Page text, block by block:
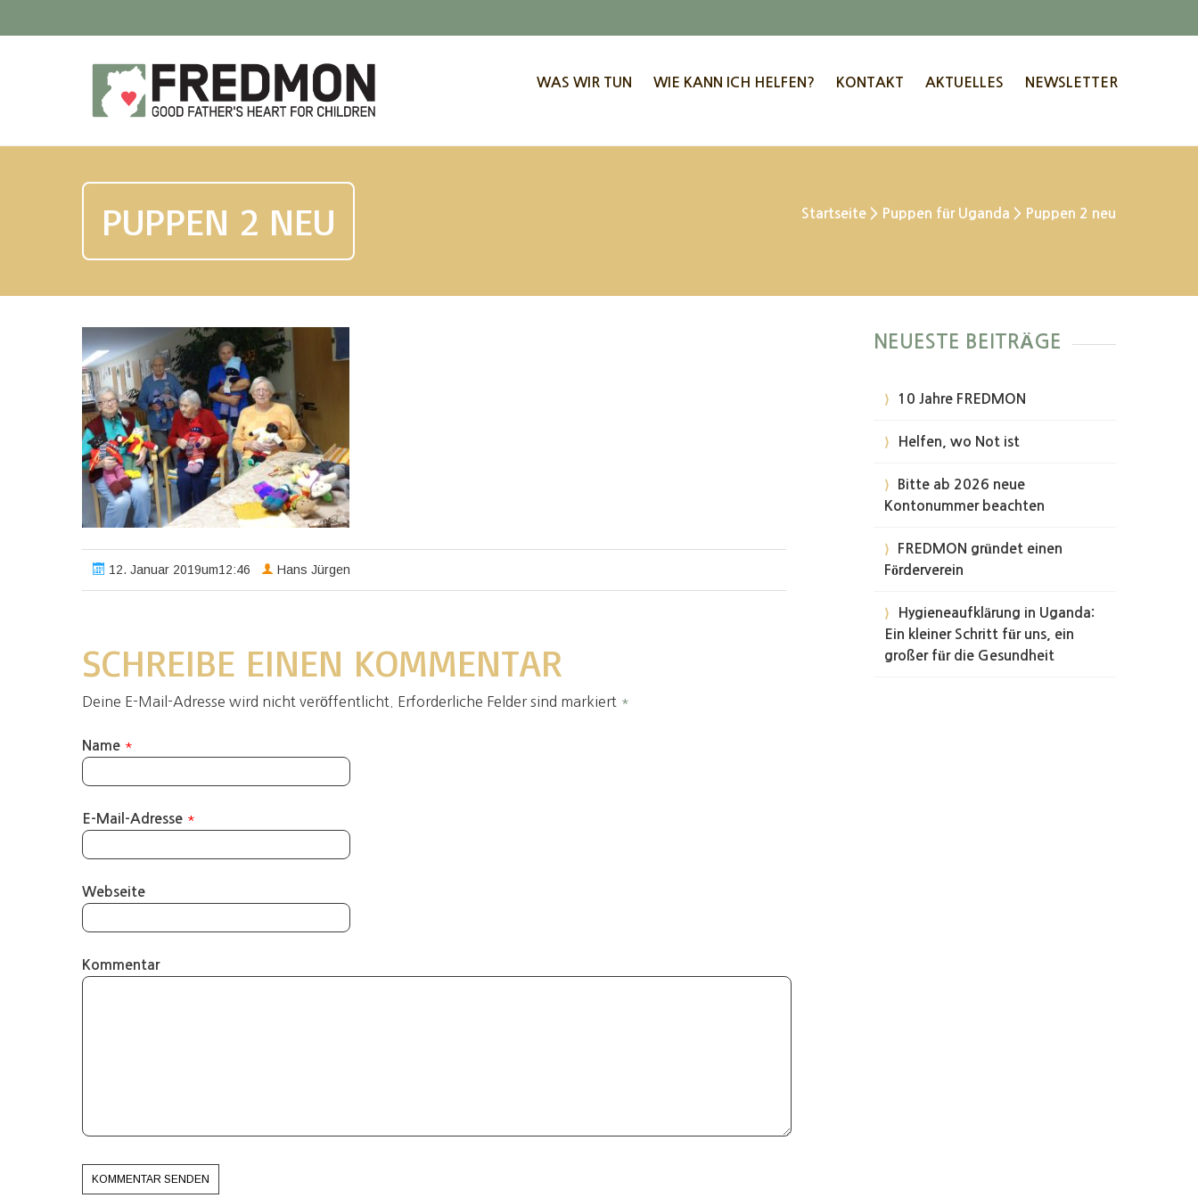
WAS WIR TUN WIE KANN ICH HELFEN? KONTAKT AKTUELLES NEWSLETTER
PUPPEN 2 NEU Startseite > Puppen für Uganda > Puppen 2 neu
12. Januar 2019um12:46 Hans Jürgen
SCHREIBE EINEN KOMMENTAR
Deine E-Mail-Adresse wird nicht veröffentlicht. Erforderliche Felder sind markiert *
Name *
E-Mail-Adresse *
Webseite
Kommentar
NEUESTE BEITRÄGE
10 Jahre FREDMON
Helfen, wo Not ist
Bitte ab 2026 neue
Kontonummer beachten
FREDMON gründet einen
Förderverein
Hygieneaufklärung in Uganda:
Ein kleiner Schritt für uns, ein
großer für die Gesundheit